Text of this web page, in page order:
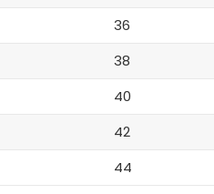
36
38
40
42
44